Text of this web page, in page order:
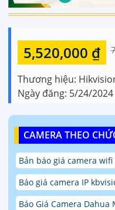
5,520,000 ₫
Thương hiệu:
Ngày đăng: 5/24/2024
CAMERA THEO
Bản báo giá camera
Báo giá camera IP
Báo Giá Camera Dahua